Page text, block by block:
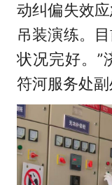
动纠偏失效
吊装演练。
状况完好。”
符河服务处副